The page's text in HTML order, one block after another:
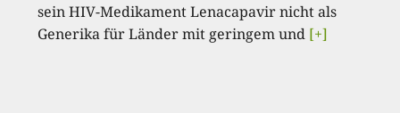
sein HIV-Medikament Lenacapavir nicht als
Generika für Länder mit geringem und [+]